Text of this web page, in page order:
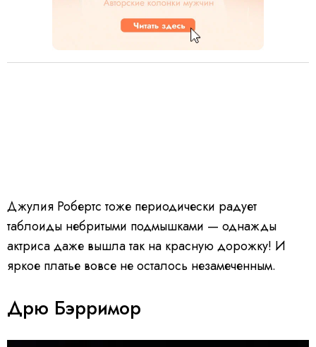
Джулия Робертс тоже периодически радует
таблоиды небритыми подмышками — однажды
актриса даже вышла так на красную дорожку! И
яркое платье вовсе не осталось незамеченным.
Дрю Бэрримор